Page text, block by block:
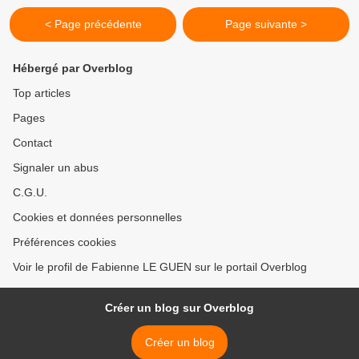
< Page précédente Page suivante >
Hébergé par Overblog
Top articles
Pages
Contact
Signaler un abus
C.G.U.
Cookies et données personnelles
Préférences cookies
Voir le profil de Fabienne LE GUEN sur le portail Overblog
Créer un blog sur Overblog
Créer un blog